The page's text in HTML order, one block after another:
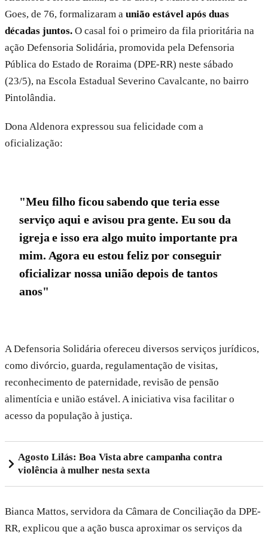
Goes, de 76, formalizaram a união estável após duas
décadas juntos. O casal foi o primeiro da fila prioritária na
ação Defensoria Solidária, promovida pela Defensoria
Pública do Estado de Roraima (DPE-RR) neste sábado
(23/5), na Escola Estadual Severino Cavalcante, no bairro
Pintolândia.
Dona Aldenora expressou sua felicidade com a
oficialização:
"Meu filho ficou sabendo que teria esse
serviço aqui e avisou pra gente. Eu sou da
igreja e isso era algo muito importante pra
mim. Agora eu estou feliz por conseguir
oficializar nossa união depois de tantos
anos"
A Defensoria Solidária ofereceu diversos serviços jurídicos,
como divórcio, guarda, regulamentação de visitas,
reconhecimento de paternidade, revisão de pensão
alimentícia e união estável. A iniciativa visa facilitar o
acesso da população à justiça.
Agosto Lilás: Boa Vista abre campanha contra
violência à mulher nesta sexta
Bianca Mattos, servidora da Câmara de Conciliação da DPE-
RR, explicou que a ação busca aproximar os serviços da